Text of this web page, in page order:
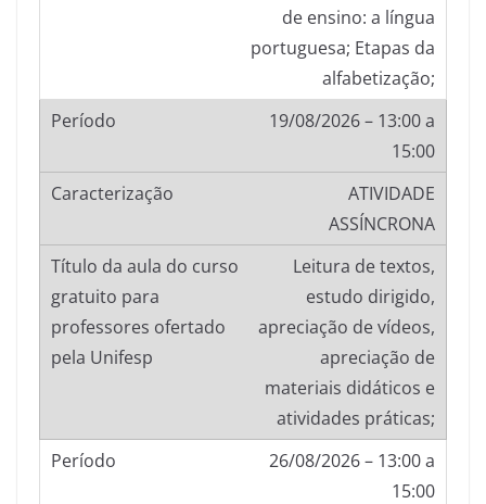
de ensino: a língua
portuguesa; Etapas da
alfabetização;
19/08/2026 – 13:00 a
15:00
ATIVIDADE
ASSÍNCRONA
Leitura de textos,
estudo dirigido,
apreciação de vídeos,
apreciação de
materiais didáticos e
atividades práticas;
26/08/2026 – 13:00 a
15:00